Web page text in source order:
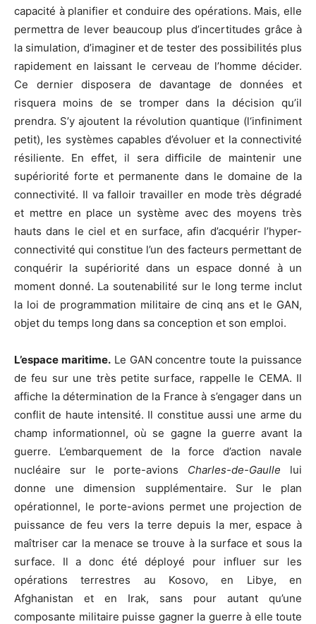
capacité à planifier et conduire des opérations. Mais, elle
permettra de lever beaucoup plus d’incertitudes grâce à
la simulation, d’imaginer et de tester des possibilités plus
rapidement en laissant le cerveau de l’homme décider.
Ce dernier disposera de davantage de données et
risquera moins de se tromper dans la décision qu’il
prendra. S’y ajoutent la révolution quantique (l‘infiniment
petit), les systèmes capables d’évoluer et la connectivité
résiliente. En effet, il sera difficile de maintenir une
supériorité forte et permanente dans le domaine de la
connectivité. Il va falloir travailler en mode très dégradé
et mettre en place un système avec des moyens très
hauts dans le ciel et en surface, afin d’acquérir l’hyper-
connectivité qui constitue l’un des facteurs permettant de
conquérir la supériorité dans un espace donné à un
moment donné. La soutenabilité sur le long terme inclut
la loi de programmation militaire de cinq ans et le GAN,
objet du temps long dans sa conception et son emploi.
L’espace maritime.Le GAN concentre toute la puissance
de feu sur une très petite surface, rappelle le CEMA. Il
affiche la détermination de la France à s’engager dans un
conflit de haute intensité. Il constitue aussi une arme du
champ informationnel, où se gagne la guerre avant la
guerre. L’embarquement de la force d’action navale
nucléaire sur le porte-avions Charles-de-Gaulle lui
donne une dimension supplémentaire. Sur le plan
opérationnel, le porte-avions permet une projection de
puissance de feu vers la terre depuis la mer, espace à
maîtriser car la menace se trouve à la surface et sous la
surface. Il a donc été déployé pour influer sur les
opérations terrestres au Kosovo, en Libye, en
Afghanistan et en Irak, sans pour autant qu’une
composante militaire puisse gagner la guerre à elle toute